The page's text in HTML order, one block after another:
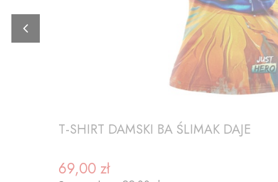
T-SHIRT DAMSKI BA ŚLIMAK DAJE
Cena promocyjna
69,00 zł